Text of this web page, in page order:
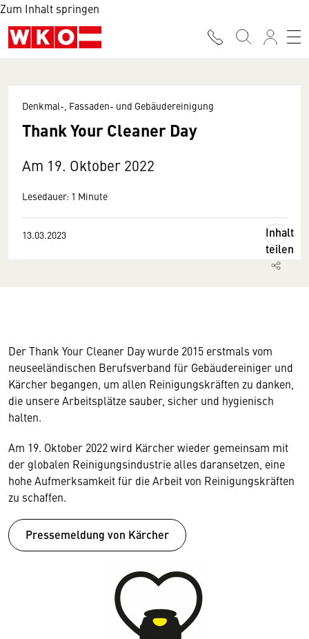
Zum Inhalt springen
Denkmal-, Fassaden- und Gebäudereinigung
Thank Your Cleaner Day
Am 19. Oktober 2022
Lesedauer: 1 Minute
13.03.2023
Inhalt
teilen
Der Thank Your Cleaner Day wurde 2015 erstmals vom
neuseeländischen Berufsverband für Gebäudereiniger und
Kärcher begangen, um allen Reinigungskräften zu danken,
die unsere Arbeitsplätze sauber, sicher und hygienisch
halten.
Am 19. Oktober 2022 wird Kärcher wieder gemeinsam mit
der globalen Reinigungsindustrie alles daransetzen, eine
hohe Aufmerksamkeit für die Arbeit von Reinigungskräften
zu schaffen.
Pressemeldung von Kärcher